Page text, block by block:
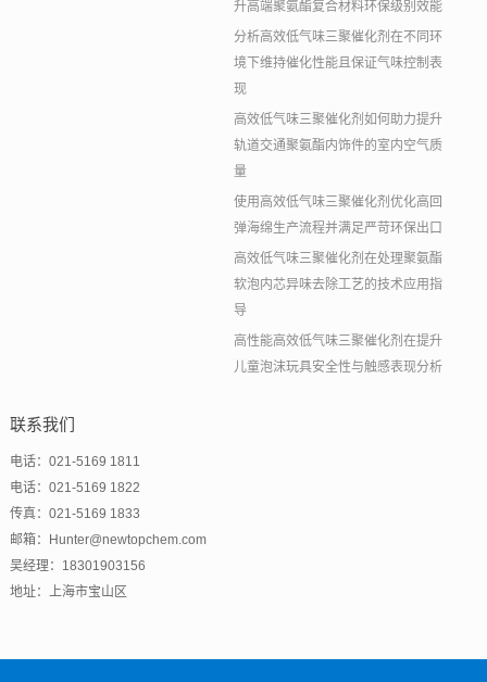
升高端聚氨酯复合材料环保级别效能
分析高效低气味三聚催化剂在不同环
境下维持催化性能且保证气味控制表
现
高效低气味三聚催化剂如何助力提升
轨道交通聚氨酯内饰件的室内空气质
量
使用高效低气味三聚催化剂优化高回
弹海绵生产流程并满足严苛环保出口
高效低气味三聚催化剂在处理聚氨酯
软泡内芯异味去除工艺的技术应用指
导
高性能高效低气味三聚催化剂在提升
儿童泡沫玩具安全性与触感表现分析
联系我们
电话：021-5169 1811
电话：021-5169 1822
传真：021-5169 1833
邮箱：Hunter@newtopchem.com
吴经理：18301903156
地址：上海市宝山区